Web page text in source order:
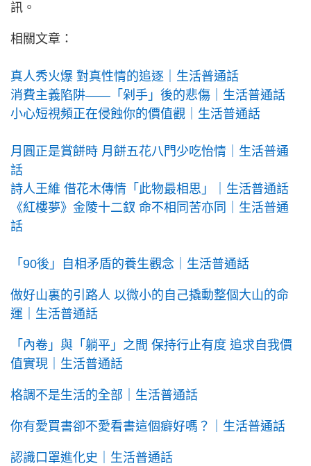
訊。
相關文章：
真人秀火爆 對真性情的追逐｜生活普通話
消費主義陷阱——「剁手」後的悲傷｜生活普通話
小心短視頻正在侵蝕你的價值觀｜生活普通話
月圓正是賞餅時 月餅五花八門少吃怡情｜生活普通
話
詩人王維 借花木傳情「此物最相思」｜生活普通話
《紅樓夢》金陵十二釵 命不相同苦亦同｜生活普通
話
「90後」自相矛盾的養生觀念｜生活普通話
做好山裏的引路人 以微小的自己撬動整個大山的命
運｜生活普通話
「內卷」與「躺平」之間 保持行止有度 追求自我價
值實現｜生活普通話
格調不是生活的全部｜生活普通話
你有愛買書卻不愛看書這個癖好嗎？｜生活普通話
認識口罩進化史｜生活普通話